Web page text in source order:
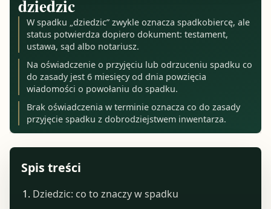
dziedzic
W spadku „dziedzic” zwykle oznacza spadkobiercę, ale
status potwierdza dopiero dokument: testament,
ustawa, sąd albo notariusz.
Na oświadczenie o przyjęciu lub odrzuceniu spadku co
do zasady jest 6 miesięcy od dnia powzięcia
wiadomości o powołaniu do spadku.
Brak oświadczenia w terminie oznacza co do zasady
przyjęcie spadku z dobrodziejstwem inwentarza.
Spis treści
Dziedzic: co to znaczy w spadku